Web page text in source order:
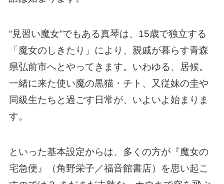
“見習い魔女”でもある真琴は、15歳で独立する
「魔女のしきたり」により、親戚が暮らす青森
県弘前市へとやってきます。いわゆる、居候。
一緒に来た使い魔の黒猫・チト、又従妹の圭や
同級生たちと過ごす日常が、いよいよ始まりま
す。
といった基本設定からは、多くの方が『魔女の
宅急便』（角野栄子／福音館書店）を思い起こ